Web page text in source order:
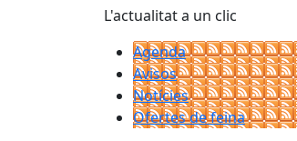
L'actualitat a un clic
Agenda
Avisos
Notícies
Ofertes de feina